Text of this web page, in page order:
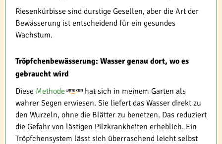
Riesenkürbisse sind durstige Gesellen, aber die Art der
Bewässerung ist entscheidend für ein gesundes
Wachstum.
Tröpfchenbewässerung: Wasser genau dort, wo es
gebraucht wird
Diese Methode
hat sich in meinem Garten als
wahrer Segen erwiesen. Sie liefert das Wasser direkt zu
den Wurzeln, ohne die Blätter zu benetzen. Das reduziert
die Gefahr von lästigen Pilzkrankheiten erheblich. Ein
Tröpfchensystem lässt sich überraschend leicht selbst